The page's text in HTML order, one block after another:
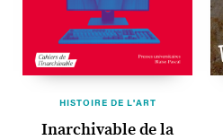
HISTOIRE DE L'ART
Inarchivable de la